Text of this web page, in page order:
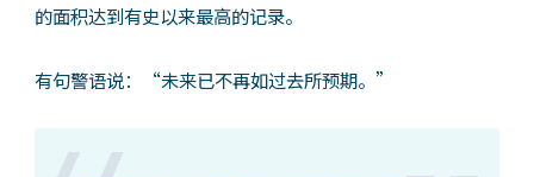
的面积达到有史以来最高的记录。
有句警语说：“未来已不再如过去所预期。”